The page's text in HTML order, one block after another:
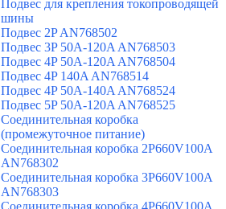
Подвес для крепления токопроводящей
шины
Подвес 2P AN768502
Подвес 3P 50A-120A AN768503
Подвес 4P 50A-120A AN768504
Подвес 4P 140A AN768514
Подвес 4P 50A-140A AN768524
Подвес 5P 50A-120A AN768525
Соединительная коробка
(промежуточное питание)
Соединительная коробка 2P660V100A
AN768302
Соединительная коробка 3P660V100A
AN768303
Соединительная коробка 4P660V100A